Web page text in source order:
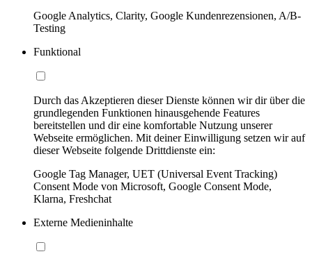
Google Analytics, Clarity, Google Kundenrezensionen, A/B-
Testing
Funktional
Durch das Akzeptieren dieser Dienste können wir dir über die
grundlegenden Funktionen hinausgehende Features
bereitstellen und dir eine komfortable Nutzung unserer
Webseite ermöglichen. Mit deiner Einwilligung setzen wir auf
dieser Webseite folgende Drittdienste ein:
Google Tag Manager, UET (Universal Event Tracking)
Consent Mode von Microsoft, Google Consent Mode,
Klarna, Freshchat
Externe Medieninhalte